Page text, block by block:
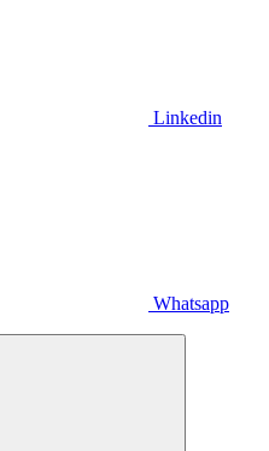
Linkedin
Whatsapp